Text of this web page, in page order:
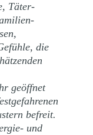
Täter-
die
geöffnet
befreit.
und